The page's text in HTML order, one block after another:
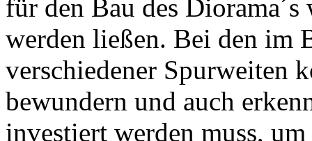
für den Bau des
werden ließen. Bei den im
verschiedener Spurweiten
bewundern und auch
investiert werden muss,